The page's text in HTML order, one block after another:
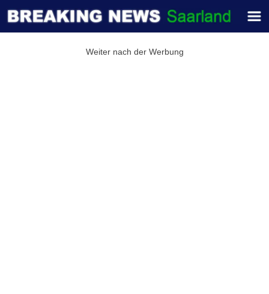
Weiter nach der Werbung